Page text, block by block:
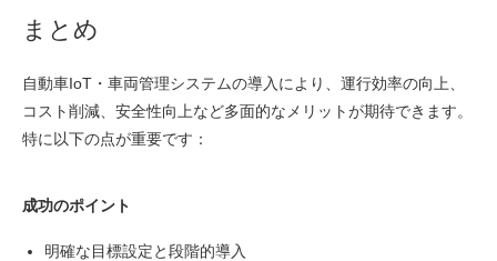
まとめ
自動車IoT・車両管理システムの導入により、運行効率の向上、
コスト削減、安全性向上など多面的なメリットが期待できます。
特に以下の点が重要です：
成功のポイント
明確な目標設定と段階的導入